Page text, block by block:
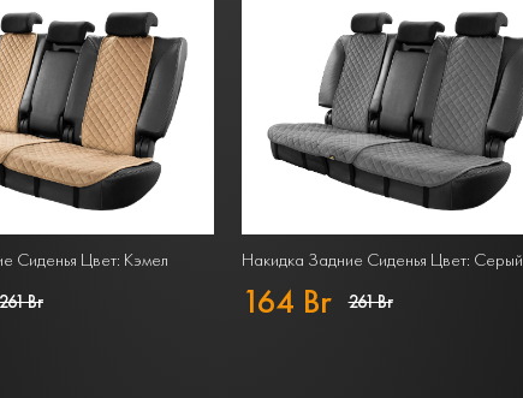
Сиденья Цвет: Кэмел
261 Br
Накидка Задние Сиденья Цвет: Серый
164 Br 261 Br